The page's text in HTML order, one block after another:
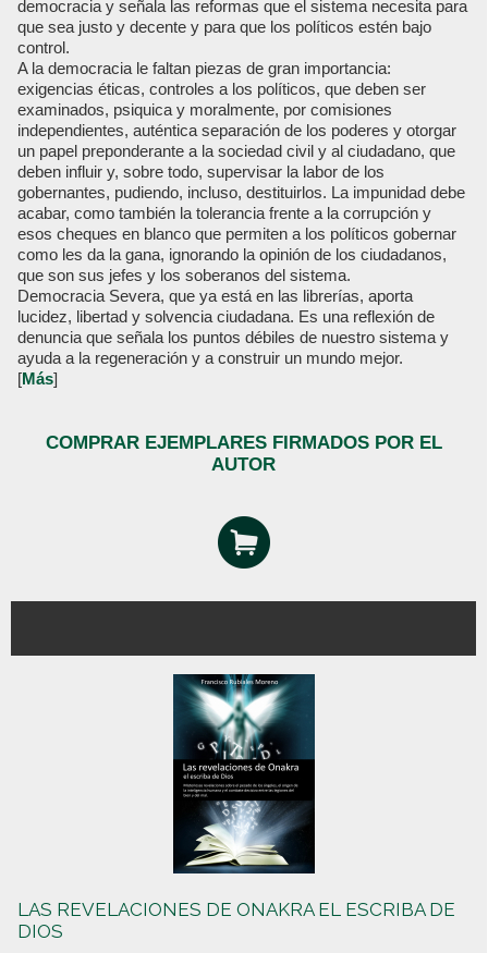
democracia y señala las reformas que el sistema necesita para
que sea justo y decente y para que los políticos estén bajo
control.
A la democracia le faltan piezas de gran importancia:
exigencias éticas, controles a los políticos, que deben ser
examinados, psiquica y moralmente, por comisiones
independientes, auténtica separación de los poderes y otorgar
un papel preponderante a la sociedad civil y al ciudadano, que
deben influir y, sobre todo, supervisar la labor de los
gobernantes, pudiendo, incluso, destituirlos. La impunidad debe
acabar, como también la tolerancia frente a la corrupción y
esos cheques en blanco que permiten a los políticos gobernar
como les da la gana, ignorando la opinión de los ciudadanos,
que son sus jefes y los soberanos del sistema.
Democracia Severa, que ya está en las librerías, aporta
lucidez, libertad y solvencia ciudadana. Es una reflexión de
denuncia que señala los puntos débiles de nuestro sistema y
ayuda a la regeneración y a construir un mundo mejor.
[Más]
COMPRAR EJEMPLARES FIRMADOS POR EL
AUTOR
LAS REVELACIONES DE ONAKRA EL ESCRIBA DE
DIOS